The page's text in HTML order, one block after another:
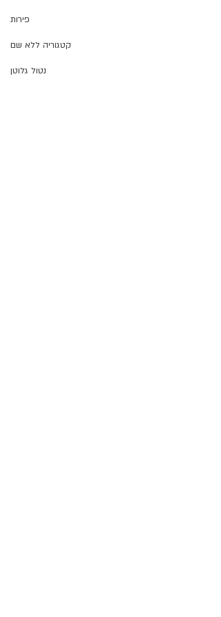
פירות
קטגוריה ללא שם
נטול גלוטן